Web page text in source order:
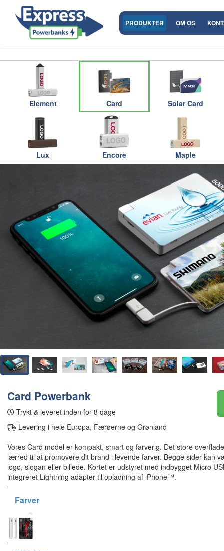
PRODUKTER OM OS
Element Card Solar Card
Lux Encore Maple
Card Powerbank
Trykt & leveret inden for 8 dage
Levering i hele Europa, Færøerne og Grønland
Vores Card model er kompakt, smart og farverig. Det store
lærred til at promovere dit brand i levende farver. Begge sider kan
logo, slogan eller billede. Kortet er udstyret med indbygget Micro
integreret Lightning adapter til opladning af iPhone™.
Farver